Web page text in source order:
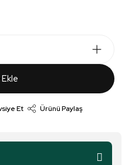
Et Ürünü Paylaş